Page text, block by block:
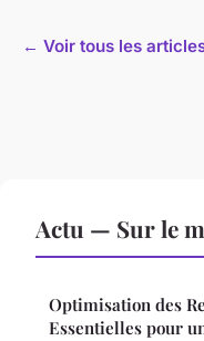
← Voir tous les
Actu — Sur le
Optimisation des
Essentielles pour